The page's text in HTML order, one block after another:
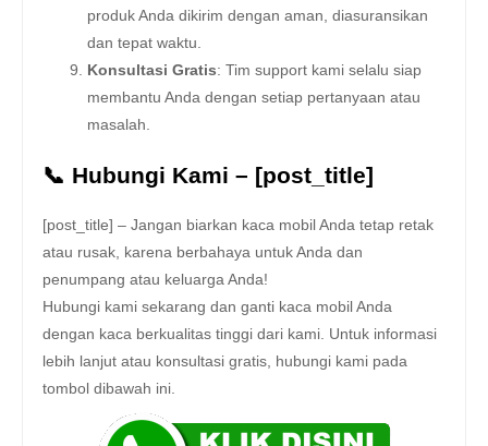
produk Anda dikirim dengan aman, diasuransikan
dan tepat waktu.
Konsultasi Gratis: Tim support kami selalu siap
membantu Anda dengan setiap pertanyaan atau
masalah.
📞 Hubungi Kami – [post_title]
[post_title] – Jangan biarkan kaca mobil Anda tetap retak
atau rusak, karena berbahaya untuk Anda dan
penumpang atau keluarga Anda!
Hubungi kami sekarang dan ganti kaca mobil Anda
dengan kaca berkualitas tinggi dari kami. Untuk informasi
lebih lanjut atau konsultasi gratis, hubungi kami pada
tombol dibawah ini.